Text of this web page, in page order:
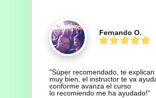
Fernando O.
"Súper recomendado, te
muy bien, el instructor te va
conforme avanza el curso
lo recomiendo me ha ayudado!"